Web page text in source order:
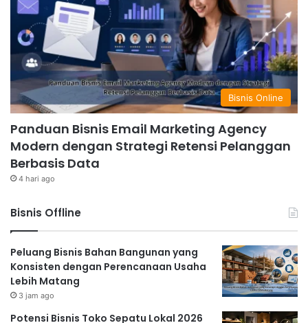
Bisnis Online
Panduan Bisnis Email Marketing Agency
Modern dengan Strategi Retensi Pelanggan
Berbasis Data
4 hari ago
Bisnis Offline
Peluang Bisnis Bahan Bangunan yang
Konsisten dengan Perencanaan Usaha
Lebih Matang
3 jam ago
Potensi Bisnis Toko Sepatu Lokal 2026